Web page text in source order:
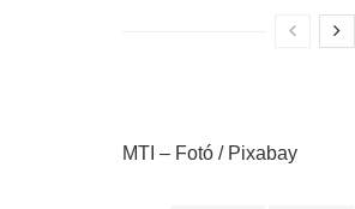
MTI – Fotó / Pixabay